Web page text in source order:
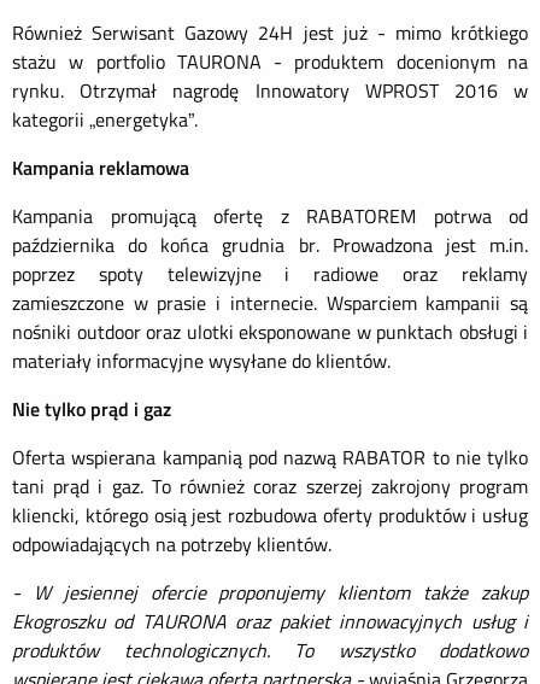
Również Serwisant Gazowy 24H jest już - mimo krótkiego
stażu w portfolio TAURONA - produktem docenionym na
rynku. Otrzymał nagrodę Innowatory WPROST 2016 w
kategorii „energetyka”.
Kampania reklamowa
Kampania promującą ofertę z RABATOREM potrwa od
października do końca grudnia br. Prowadzona jest m.in.
poprzez spoty telewizyjne i radiowe oraz reklamy
zamieszczone w prasie i internecie. Wsparciem kampanii są
nośniki outdoor oraz ulotki eksponowane w punktach obsługi i
materiały informacyjne wysyłane do klientów.
Nie tylko prąd i gaz
Oferta wspierana kampanią pod nazwą RABATOR to nie tylko
tani prąd i gaz. To również coraz szerzej zakrojony program
kliencki, którego osią jest rozbudowa oferty produktów i usług
odpowiadających na potrzeby klientów.
- W jesiennej ofercie proponujemy klientom także zakup
Ekogroszku od TAURONA oraz pakiet innowacyjnych usług i
produktów technologicznych. To wszystko dodatkowo